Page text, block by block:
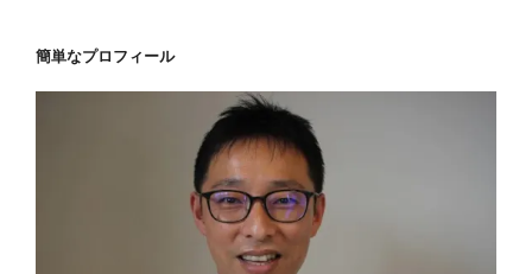
簡単なプロフィール